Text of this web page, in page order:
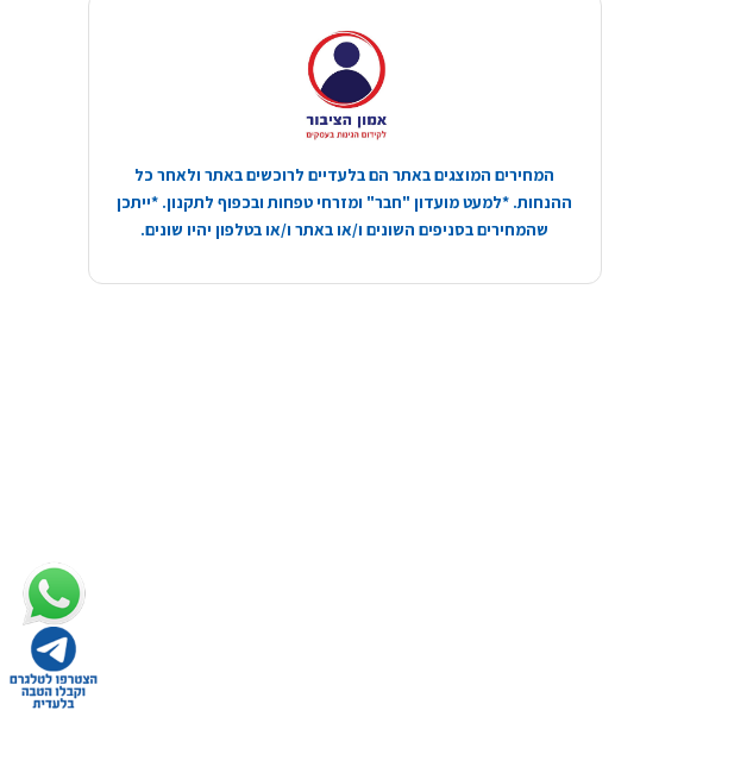
המחירים המוצגים באתר הם בלעדיים לרוכשים באתר ולאחר כל
ההנחות. *למעט מועדון "חבר" ומזרחי טפחות ובכפוף לתקנון. *ייתכן
שהמחירים בסניפים השונים ו/או באתר ו/או בטלפון יהיו שונים.